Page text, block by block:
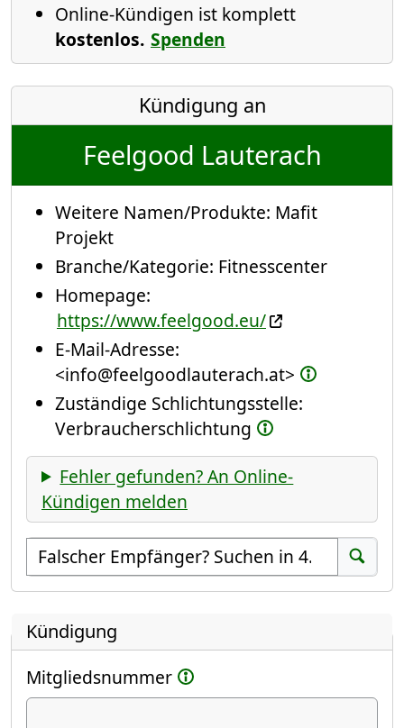
Online-Kündigen ist komplett
kostenlos. Spenden
Kündigung an
Feelgood Lauterach
Weitere Namen/Produkte: Mafit
Projekt
Branche/Kategorie: Fitnesscenter
Homepage:
https://www.feelgood.eu/
E-Mail-Adresse:
<info@feelgoodlauterach.at>
Zuständige Schlichtungsstelle:
Verbraucherschlichtung
Fehler gefunden? An Online-
Kündigen melden
Empfänger suchen
Suchen
Kündigung
Mitgliedsnummer